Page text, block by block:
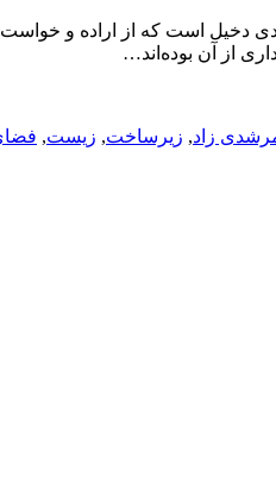
دخیل است که از اراده و
از آن بوده‌اند…
زاد, زیرساخت, زیست,